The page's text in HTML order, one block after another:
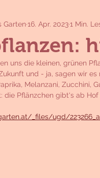
Garten16. Apr. 20231 Min.
uns die kleinen, grünen
und - ja, sagen wir
Melanzani, Zucchini,
die Pflänzchen gibt's ab
_files/ugd/